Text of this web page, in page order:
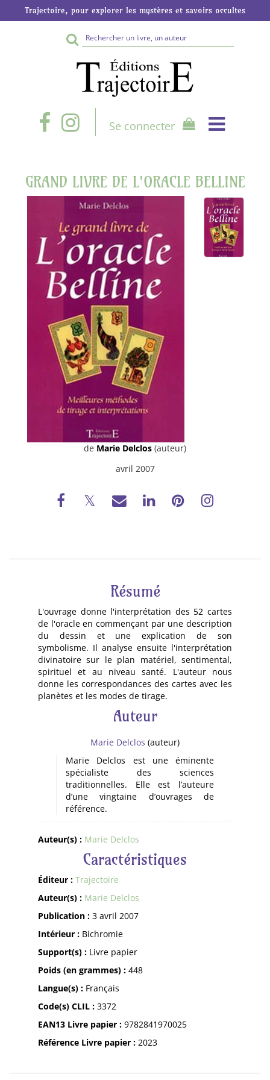
Trajectoire, pour explorer les mystères et savoirs occultes
Rechercher
sur
le
site
Se connecter
GRAND LIVRE DE L'ORACLE BELLINE
de Marie Delclos (auteur)
avril 2007
Résumé
L'ouvrage donne l'interprétation des 52 cartes
de l'oracle en commençant par une description
du dessin et une explication de son
symbolisme. Il analyse ensuite l'interprétation
divinatoire sur le plan matériel, sentimental,
spirituel et au niveau santé. L'auteur nous
donne les correspondances des cartes avec les
planètes et les modes de tirage.
Auteur
Marie Delclos (auteur)
Marie Delclos est une éminente
spécialiste des sciences
traditionnelles. Elle est l’auteure
d’une vingtaine d’ouvrages de
référence.
Auteur(s) : Marie Delclos
Caractéristiques
Éditeur : Trajectoire
Auteur(s) : Marie Delclos
Publication :3 avril 2007
Intérieur :Bichromie
Support(s) :Livre papier
Poids (en grammes) :448
Langue(s) :Français
Code(s) CLIL :3372
EAN13 Livre papier :9782841970025
Référence Livre papier :2023